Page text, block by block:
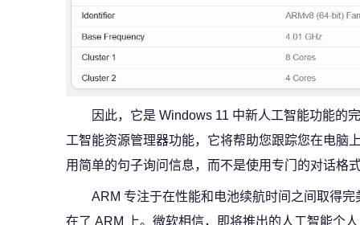
因此，它是 Windows 11 中新人工智能功能的
工智能资源管理器功能，它将帮助您跟踪您在电脑
用简单的句子询问信息，而不是使用专门的对话格
ARM 专注于在性能和电池续航时间之间取得
在了 ARM 上。微软相信，即将推出的人工智能个